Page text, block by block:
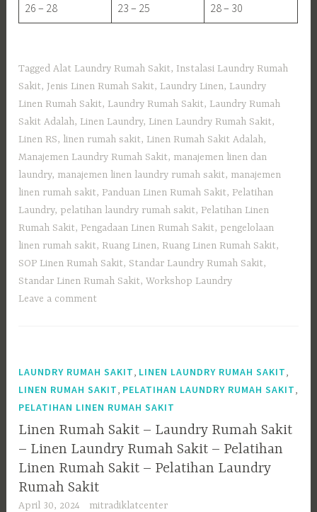
26 – 28 23 – 25 28 – 30
TaggedAlat Laundry Rumah Sakit, Instalasi Laundry Rumah
Sakit, Jenis Linen Rumah Sakit, Laundry Linen, Laundry
Linen Rumah Sakit, Laundry Rumah Sakit, Laundry Rumah
Sakit Adalah, Linen Laundry, Linen Laundry Rumah Sakit,
Linen RS, linen rumah sakit, Linen Rumah Sakit Adalah,
Manajemen Laundry Rumah Sakit, manajemen linen dan
laundry, manajemen linen laundry rumah sakit, manajemen
linen rumah sakit, Panduan Linen Rumah Sakit, Pelatihan
Laundry, pelatihan laundry rumah sakit, Pelatihan Linen
Rumah Sakit, Pengadaan Linen Rumah Sakit, pengelolaan
linen rumah sakit, Ruang Linen, Ruang Linen Rumah Sakit,
SOP Linen Rumah Sakit, Standar Laundry Rumah Sakit,
Standar Linen Rumah Sakit,Workshop Laundry
Leave a comment
LAUNDRY RUMAH SAKIT, LINEN LAUNDRY RUMAH SAKIT,
LINEN RUMAH SAKIT, PELATIHAN LAUNDRY RUMAH SAKIT,
PELATIHAN LINEN RUMAH SAKIT
Linen Rumah Sakit – Laundry Rumah Sakit
– Linen Laundry Rumah Sakit – Pelatihan
Linen Rumah Sakit – Pelatihan Laundry
Rumah Sakit
April 30, 2024 mitradiklatcenter